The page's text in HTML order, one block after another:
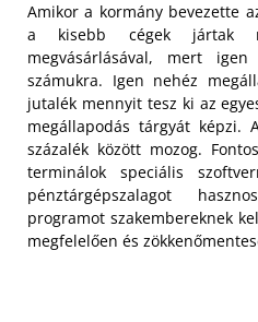
Amikor a kormány bevezette
a kisebb cégek jártak
megvásárlásával, mert
számukra. Igen nehéz
jutalék mennyit tesz ki az
megállapodás tárgyát képzi.
százalék között mozog.
terminálok speciális
pénztárgépszalagot
programot szakembereknek
megfelelően és